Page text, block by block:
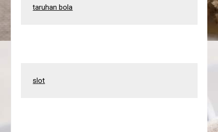
taruhan bola
slot